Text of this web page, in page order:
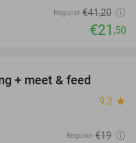
Regulier €41,20
€21 ,50
+ meet & feed
9.2 star
Regulier €19